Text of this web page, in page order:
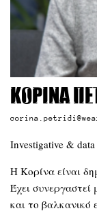
Κορίνα
Investigative &
Η Κορίνα είναι
Έχει συνεργαστεί
και το βαλκανικό